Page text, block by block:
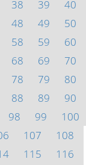
38 39
40
48 49
50
58 59
60
68 69
70
78 79
80
88 89
90
98 99
100
107
108
115
116